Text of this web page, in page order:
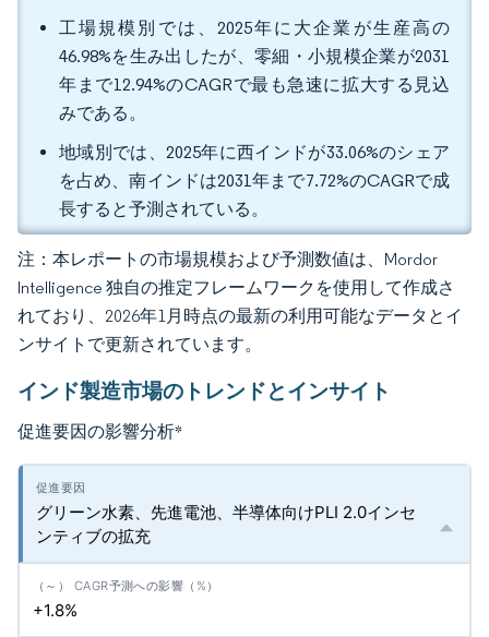
工場規模別では、2025年に大企業が生産高の
46.98%を生み出したが、零細・小規模企業が2031
年まで12.94%のCAGRで最も急速に拡大する見込
みである。
地域別では、2025年に西インドが33.06%のシェア
を占め、南インドは2031年まで7.72%のCAGRで成
長すると予測されている。
注：本レポートの市場規模および予測数値は、Mordor
Intelligence 独自の推定フレームワークを使用して作成さ
れており、2026年1月時点の最新の利用可能なデータとイ
ンサイトで更新されています。
インド製造市場のトレンドとインサイト
促進要因の影響分析*
グリーン水素、先進電池、半導体向けPLI 2.0インセ
ンティブの拡充
+1.8%